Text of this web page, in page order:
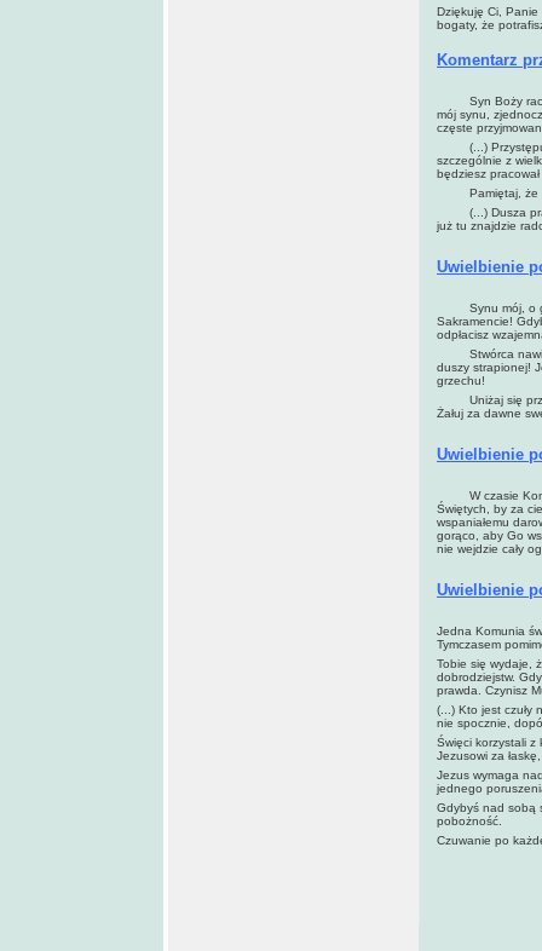
Dziękuję Ci,
bogaty, że
Komentarz
Syn Boży
mój synu,
częste
(...) Przystępuj
szczególnie z
będziesz
Pamiętaj, że
(...) Dusza
już tu znajdzie
Uwielbienie
Synu mój, o
Sakramencie!
odpłacisz
Stwórca
duszy strapionej!
grzechu!
Uniżaj się przed
Żałuj za dawne
Uwielbienie
W czasie
Świętych, by za
wspaniałemu
gorąco, aby Go
nie wejdzie cały
Uwielbienie
Jedna Komunia
Tymczasem
Tobie się wydaje,
dobrodziejstw.
prawda. Czynisz
(...) Kto jest czuły
nie spocznie,
Święci korzystali z
Jezusowi za
Jezus wymaga
jednego
Gdybyś nad sobą
pobożność.
Czuwanie po